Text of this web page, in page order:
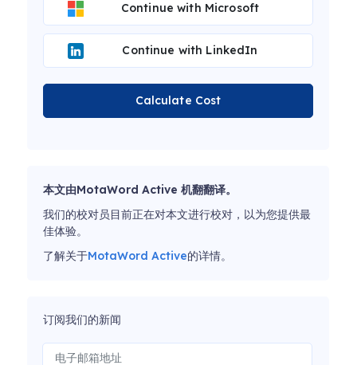
Continue with Microsoft
Continue with LinkedIn
Calculate Cost
本文由MotaWord Active 机翻翻译。
我们的校对员目前正在对本文进行校对，以为您提供最
佳体验。
了解关于MotaWord Active的详情。
订阅我们的新闻